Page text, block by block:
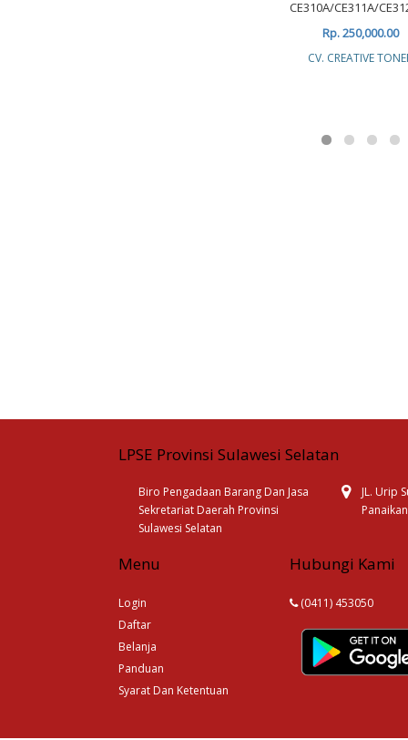
CE310A/CE311A/
Rp. 250,000.00
CV. CREATIVE
LPSE Provinsi Sulawesi Selatan
Biro Pengadaan Barang Dan Jasa
Sekretariat Daerah Provinsi
Sulawesi Selatan
JL. Urip
Menu
Login
Daftar
Belanja
Panduan
Syarat Dan Ketentuan
Hubungi Kami
(0411) 453050